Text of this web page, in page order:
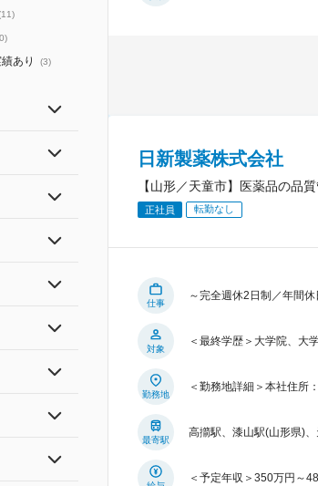
11)
0)
あり (3)
日新製薬株式会社
【山形／天童市】医薬品の品
正社員 転勤なし
仕事
～完全週休2日制／年間
対象
＜最終学歴＞大学院、大
勤務地
＜勤務地詳細＞本社住所
最寄駅
高擶駅、漆山駅(山形県)
＜予定年収＞350万円～